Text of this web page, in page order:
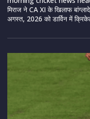
मिराज ने CA XI के खिलाफ
अगस्त, 2026 को डार्विन में